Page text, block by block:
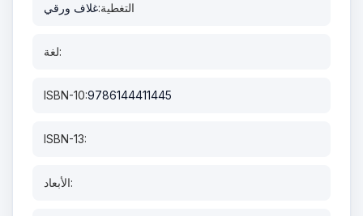
التغطية:غلاف ورقي
لغة:
ISBN-10:9786144411445
ISBN-13:
الأبعاد: